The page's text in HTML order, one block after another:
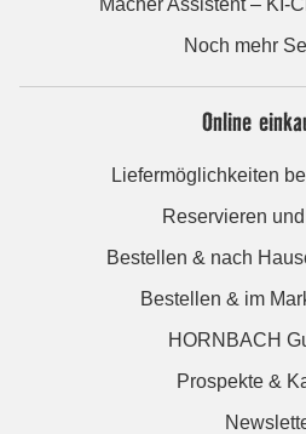
Noch mehr
Online
Liefermöglichkeiten
Reservieren
Bestellen & nach
Bestellen & im
HORNBACH
Prospekte &